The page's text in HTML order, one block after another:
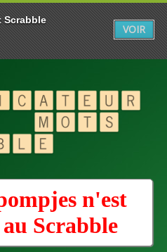
n'est
Scrabble
Scrabble
VOIR